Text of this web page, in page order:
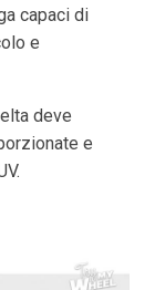
capaci di
e
deve
e